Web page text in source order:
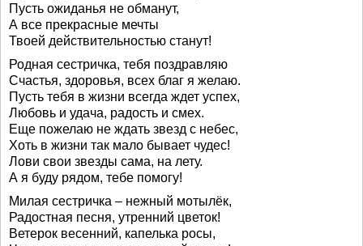
Пусть ожиданья не обманут,
А все прекрасные мечты
Твоей действительностью станут!
Родная сестричка, тебя поздравляю
Счастья, здоровья, всех благ я желаю.
Пусть тебя в жизни всегда ждет успех,
Любовь и удача, радость и смех.
Еще пожелаю не ждать звезд с небес,
Хоть в жизни так мало бывает чудес!
Лови свои звезды сама, на лету.
А я буду рядом, тебе помогу!
Милая сестричка – нежный мотылёк,
Радостная песня, утренний цветок!
Ветерок весенний, капелька росы,